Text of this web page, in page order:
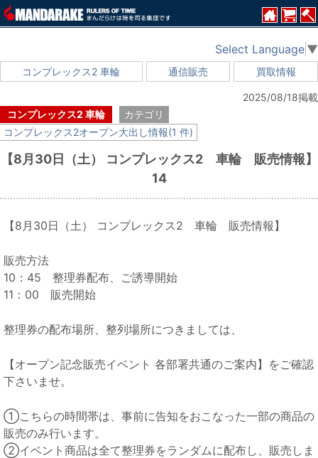
コンプレックス2 車輪 通信販売 買取情報
Select Language ▼
コンプレックス2 車輪
カテゴリ
コンプレックス2オープン大出し情報(1 件)
2025/08/18掲載
【8月30日（土） コンプレックス2 車輪 販売情報】
14
【8月30日（土） コンプレックス2 車輪 販売情報】
販売方法
10：45 整理券配布、ご誘導開始
11：00 販売開始
整理券の配布場所、整列場所につきましては、
【オープン記念販売イベント 各部署共通のご案内】をご確認
下さいませ。
①こちらの時間帯は、事前に告知をおこなった一部の商品の
販売のみ行います。
②イベント商品は全て整理券をランダムに配布し、販売しま